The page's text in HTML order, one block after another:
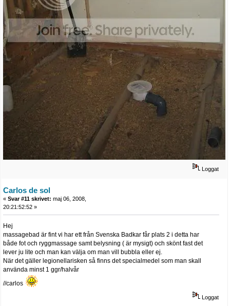
Loggat
Carlos de sol
« Svar #11 skrivet: maj 06, 2008,
20:21:52:52 »
Hej
massagebad är fint vi har ett från Svenska Badkar får plats 2 i detta har
både fot och ryggmassage samt belysning ( är mysigt) och skönt fast det
lever ju lite och man kan välja om man vill bubbla eller ej.
När det gäller legionellarisken så finns det specialmedel som man skall
använda minst 1 ggr/halvår
//carlos
Loggat